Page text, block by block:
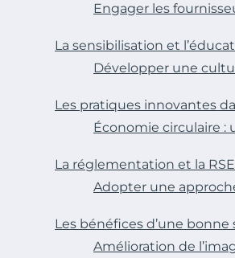
Engager les
La sensibilisation et
Développer une
Les pratiques innovantes
Économie circulaire :
La réglementation et la RSE
Adopter une
Les bénéfices d’une bonne
Amélioration de